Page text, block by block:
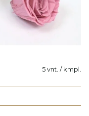
5 vnt. / kmpl.